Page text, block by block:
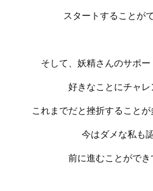
スタートすることが
そして、妖精さんのサポー
好きなことにチャレ
これまでだと挫折することが
今はダメな私も
前に進むことができ